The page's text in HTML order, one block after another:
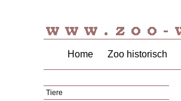
Home Zoo historisch
Tiere